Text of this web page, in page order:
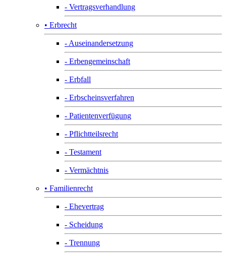
- Vertragsverhandlung
• Erbrecht
- Auseinandersetzung
- Erbengemeinschaft
- Erbfall
- Erbscheinsverfahren
- Patientenverfügung
- Pflichtteilsrecht
- Testament
- Vermächtnis
• Familienrecht
- Ehevertrag
- Scheidung
- Trennung